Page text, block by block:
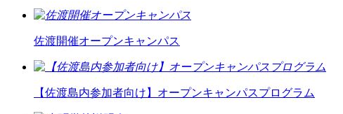
佐渡開催オープンキャンパス
【佐渡島内参加者向け】オープンキャンパスプログラム